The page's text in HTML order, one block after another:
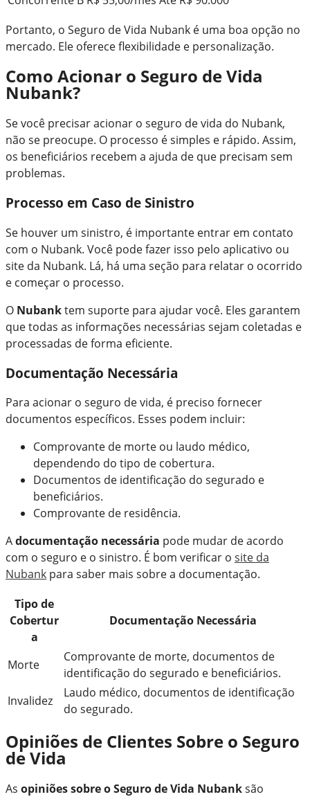
Portanto, o Seguro de Vida Nubank é uma boa opção no
mercado. Ele oferece flexibilidade e personalização.
Como Acionar o Seguro de Vida
Nubank?
Se você precisar acionar o seguro de vida do Nubank,
não se preocupe. O processo é simples e rápido. Assim,
os beneficiários recebem a ajuda de que precisam sem
problemas.
Processo em Caso de Sinistro
Se houver um sinistro, é importante entrar em contato
com o Nubank. Você pode fazer isso pelo aplicativo ou
site da Nubank. Lá, há uma seção para relatar o ocorrido
e começar o processo.
O Nubanktem suporte para ajudar você. Eles garantem
que todas as informações necessárias sejam coletadas e
processadas de forma eficiente.
Documentação Necessária
Para acionar o seguro de vida, é preciso fornecer
documentos específicos. Esses podem incluir:
Comprovante de morte ou laudo médico,
dependendo do tipo de cobertura.
Documentos de identificação do segurado e
beneficiários.
Comprovante de residência.
Adocumentação necessária pode mudar de acordo
com o seguro e o sinistro. É bom verificar o site da
Nubank para saber mais sobre a documentação.
Tipo de
Cobertur
a
Documentação Necessária
Morte
Comprovante de morte, documentos de
identificação do segurado e beneficiários.
Invalidez
Laudo médico, documentos de identificação
do segurado.
Opiniões de Clientes Sobre o Seguro
de Vida
As opiniões sobre o Seguro de Vida Nubanksão